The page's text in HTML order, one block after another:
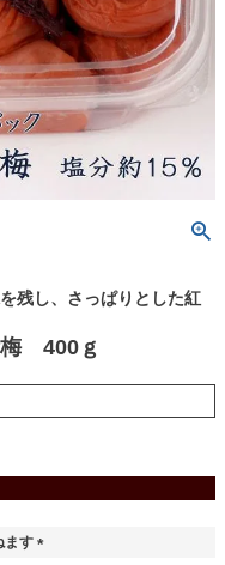
残し、さっぱりとした紅
400ｇ
ます